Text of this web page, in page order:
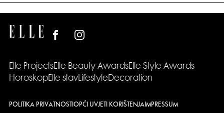
Elle ProjectsElle Beauty AwardsElle Style Awards
HoroskopElle stavLifestyleDecoration
POLITIKA PRIVATNOSTI OPĆI UVJETI KORIŠTENJA IMPRESSUM